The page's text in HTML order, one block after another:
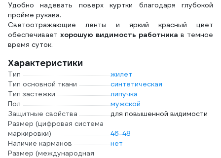
Удобно надевать поверх куртки благодаря глубокой
пройме рукава.
Светоотражающие ленты и яркий красный цвет
обеспечивает хорошую видимость работника в темное
время суток.
Характеристики
Тип
жилет
Тип основной ткани
синтетическая
Тип застежки
липучка
Пол
мужской
Защитные свойства
для повышенной видимости
Размер (цифровая система
маркировки)
46-48
Наличие карманов
нет
Размер (международная